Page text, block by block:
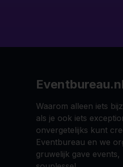
Waarom alleen iets
als je ook iets
onvergetelijks kunt
Eventbureau en we
gruwelijk gave